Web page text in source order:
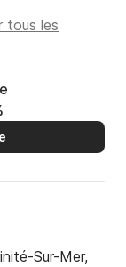
tous les
Sur-Mer,